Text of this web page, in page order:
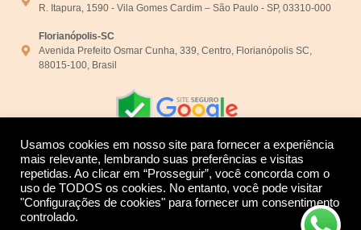
R. Itapura, 1590 - Vila Gomes Cardim – São Paulo - SP, 03310-000
Florianópolis-SC
Avenida Prefeito Osmar Cunha, 339, Centro, Florianópolis SC,
88015-100, Brasil
Desenvolvido por:
Usamos cookies em nosso site para fornecer a experiência
mais relevante, lembrando suas preferências e visitas
repetidas. Ao clicar em “Prosseguir”, você concorda com o
uso de TODOS os cookies. No entanto, você pode visitar
"Configurações de cookies" para fornecer um consentimento
controlado.